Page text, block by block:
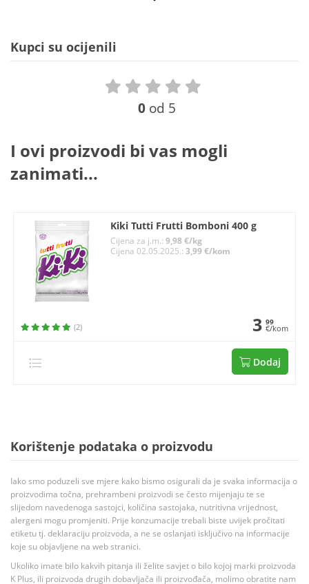
Kupci su ocijenili
0 od 5
I ovi proizvodi bi vas mogli
zanimati...
Kiki Tutti Frutti Bomboni 400 g
Cijena za j.m.:9,98 €/kg
Cijena 02.05.2025.:3,99 €/kom
(2) 3 99
€/kom
Dodaj
Korištenje podataka o proizvodu
Iako smo poduzeli sve mjere kako bismo osigurali da je svaka informacija o
proizvodima točna, prehrambeni proizvodi se često mijenjaju te se
slijedom navedenoga sastojci, količina sastojaka, nutritivna vrijednost,
alergeni mogu promjeniti. Prije konzumacije trebali biste uvijek pročitati
etiketu tj. deklaraciju proizvoda, a ne se oslanjati isključivo na informacije
koje su objavljene na web stranici.
Ukoliko imate bilo kakvih pitanja ili želite savjet o bilo kojoj marki proizvoda
K Plus, ili proizvoda drugih dobavljača ili proizvođača, molimo obratite nam